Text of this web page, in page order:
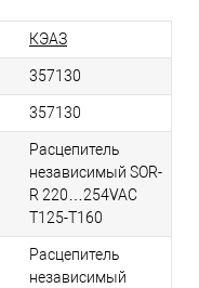
КЭАЗ
357130
357130
Расцепитель
независимый SOR-
R 220…254VAC
T125-T160
Расцепитель
независимый